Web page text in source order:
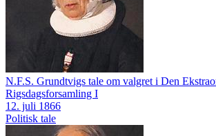
N.F.S. Grundtvigs tale om valgret i Den
Rigsdagsforsamling I
12. juli 1866
Politisk tale